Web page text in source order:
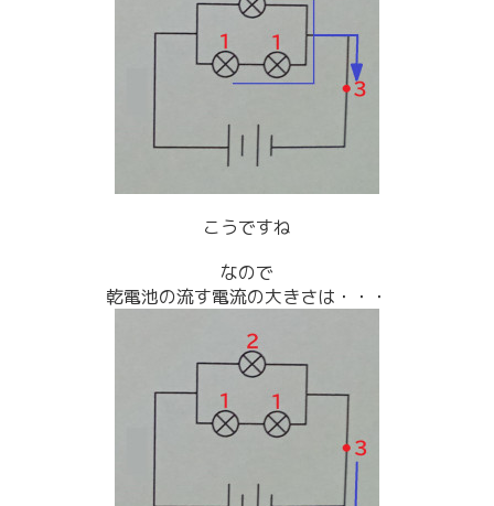
こうですね
なので
乾電池の流す電流の大きさは・・・